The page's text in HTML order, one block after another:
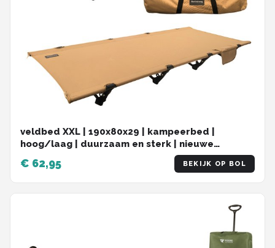
veldbed XXL | 190x80x29 | kampeerbed |
hoog/laag | duurzaam en sterk | nieuwe
generatie | kleine opvouwbaar in draagtas
€ 62,95 BEKIJK OP BOL